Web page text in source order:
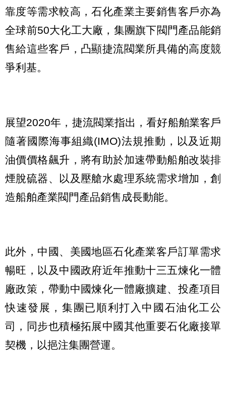
靠度等需求較高，石化產業主要銷售客戶亦為
全球前50大化工大廠，集團旗下閥門產品能銷
售給這些客戶，凸顯捷流閥業所具備的高度競
爭利基。
展望2020年，捷流閥業指出，看好船舶業客戶
隨著國際海事組織(IMO)法規推動，以及近期
油價價格飆升，將有助於加速帶動船舶改裝排
煙脫硫器、以及壓艙水處理系統需求增加，創
造船舶產業閥門產品銷售成長動能。
此外，中國、美國地區石化產業客戶訂單需求
暢旺，以及中國政府近年推動十三五煉化一體
廠政策，帶動中國煉化一體廠擴建、投產項目
快速發展，集團已順利打入中國石油化工公
司，同步也積極拓展中國其他重要石化廠接單
契機，以挹注集團營運。